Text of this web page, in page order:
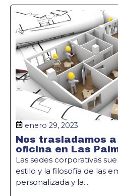
enero 29, 2023
Nos trasladamos
oficina en Las
Las sedes corporativas
estilo y la filosofía de las
personalizada y la...